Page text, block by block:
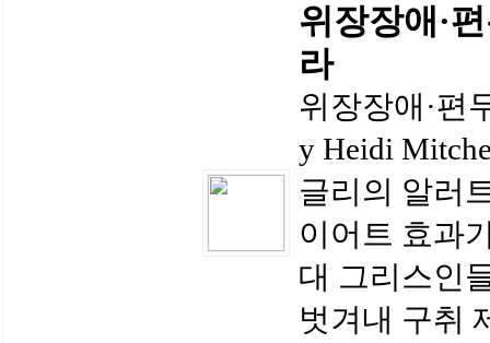
위장장애·
라
위장장애·편
y Heidi
글리의 알러
이어트 효과
대 그리스인
벗겨내 구취